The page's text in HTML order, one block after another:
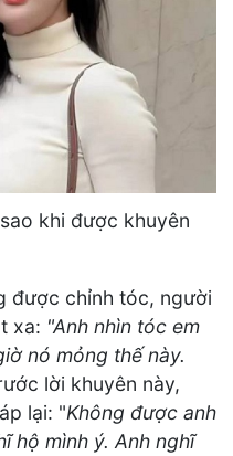
khi được khuyên
được chỉnh tóc, người
xa: "Anh nhìn tóc em
nó mỏng thế này.
lời khuyên này,
lại: "Không được anh
hộ mình ý. Anh nghĩ